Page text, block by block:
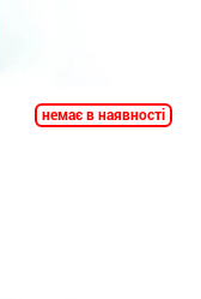
немає в наявності